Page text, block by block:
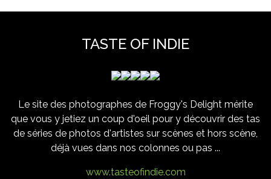
TASTE OF INDIE
Le site des photographes de Froggy's Delight mérite
que vous y jetiez un coup d'oeil pour y découvrir des tas
de séries de photos d'artistes sur scènes et hors scène,
déjà vues dans nos colonnes ou pas ...
www.tasteofindie.com